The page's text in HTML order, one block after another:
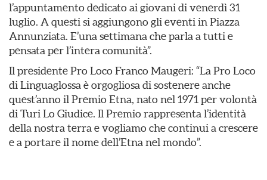
l’appuntamento dedicato ai giovani di venerdì 31
luglio. A questi si aggiungono gli eventi in Piazza
Annunziata. E’una settimana che parla a tutti e
pensata per l’intera comunità”.
Il presidente Pro Loco Franco Maugeri: “La Pro Loco
di Linguaglossa è orgogliosa di sostenere anche
quest’anno il Premio Etna, nato nel 1971 per volontà
di Turi Lo Giudice. Il Premio rappresenta l’identità
della nostra terra e vogliamo che continui a crescere
e a portare il nome dell’Etna nel mondo”.